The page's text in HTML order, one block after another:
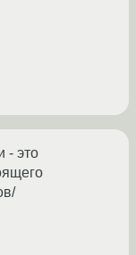
- это